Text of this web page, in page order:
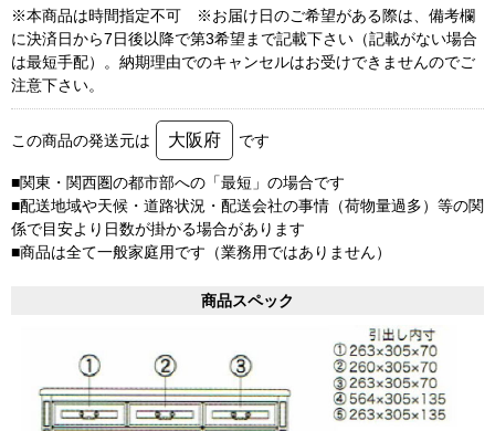
※本商品は時間指定不可 ※お届け日のご希望がある際は、備考欄
に決済日から7日後以降で第3希望まで記載下さい（記載がない場合
は最短手配）。納期理由でのキャンセルはお受けできませんのでご
注意下さい。
この商品の発送元は 大阪府 です
■関東・関西圏の都市部への「最短」の場合です
■配送地域や天候・道路状況・配送会社の事情（荷物量過多）等の関
係で目安より日数が掛かる場合があります
■商品は全て一般家庭用です（業務用ではありません）
商品スペック